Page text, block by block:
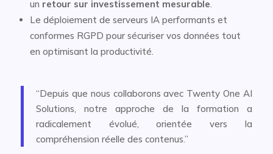
un retour sur investissement mesurable.
Le déploiement de serveurs IA performants et
conformes RGPD pour sécuriser vos données tout
en optimisant la productivité.
“Depuis que nous collaborons avec Twenty One AI
Solutions, notre approche de la formation a
radicalement évolué, orientée vers la
compréhension réelle des contenus.”